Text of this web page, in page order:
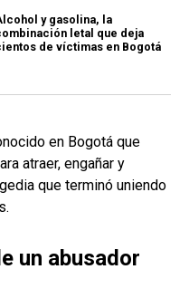
y gasolina, la
letal que deja
de víctimas en Bogotá
en Bogotá que
atraer, engañar y
que terminó uniendo
un abusador